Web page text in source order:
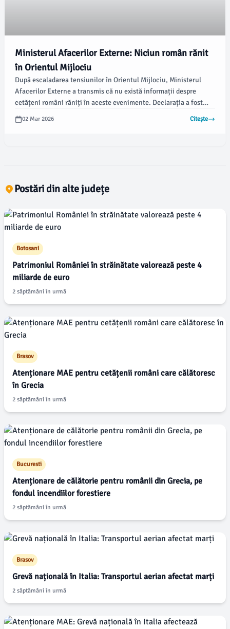
Ministerul Afacerilor Externe: Niciun român rănit
în Orientul Mijlociu
După escaladarea tensiunilor în Orientul Mijlociu, Ministerul
Afacerilor Externe a transmis că nu există informații despre
cetățeni români răniți în aceste evenimente. Declarația a fost
făcută de ministrul Oana Ţoiu în cadrul unui briefing de presă
recent, conform radiomures.ro.
02 Mar 2026 Citește
Postări din alte județe
Botosani
Patrimoniul României în străinătate valorează peste 4
miliarde de euro
2 săptămâni în urmă
Brasov
Atenționare MAE pentru cetățenii români care călătoresc
în Grecia
2 săptămâni în urmă
Bucuresti
Atenționare de călătorie pentru românii din Grecia, pe
fondul incendiilor forestiere
2 săptămâni în urmă
Brasov
Grevă națională în Italia: Transportul aerian afectat marți
2 săptămâni în urmă